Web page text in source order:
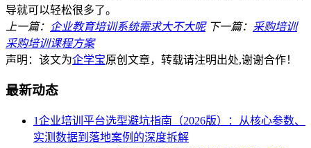
导就可以轻松很多了。
上一篇： 企业教育培训系统需求大不大呢 下一篇： 采购培训
采购培训课程方案
声明：该文为企学宝原创文章，转载请注明出处,谢谢合作！
最新动态
1企业培训平台选型避坑指南（2026版）：从核心参数、
实测数据到落地案例的深度拆解